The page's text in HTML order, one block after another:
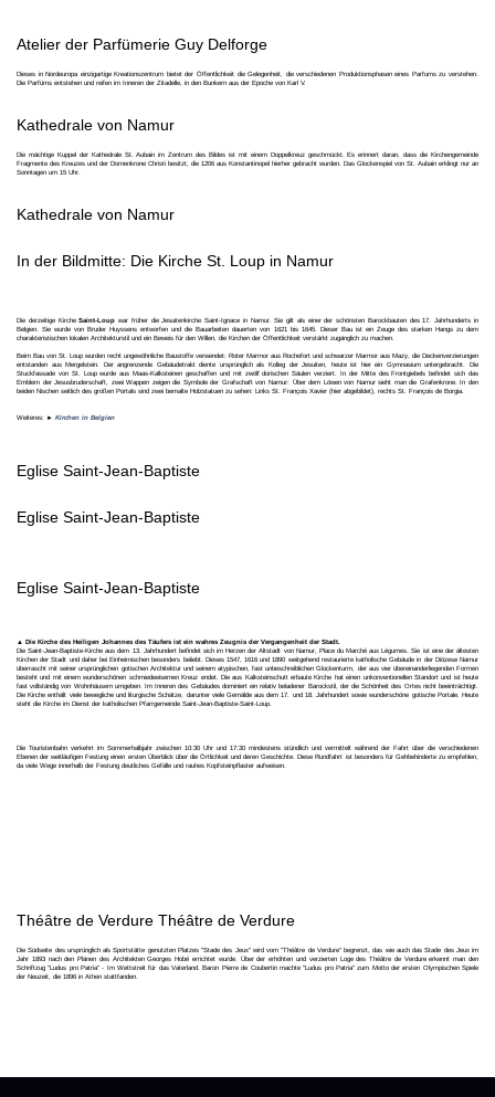
Atelier der Parfümerie Guy Delforge
Dieses in Nordeuropa einzigartige Kreationszentrum bietet der Öffentlichkeit die Gelegenheit, die verschiedenen Produktionsphasen eines Parfums zu verstehen.
Die Parfüms entstehen und reifen im Inneren der Zitadelle, in den Bunkern aus der Epoche von Karl V.
Kathedrale von Namur
Die mächtige Kuppel der Kathedrale St. Aubain im Zentrum des Bildes ist mit einem Doppelkreuz geschmückt. Es erinnert daran, dass die Kirchengemeinde
Fragmente des Kreuzes und der Dornenkrone Christi besitzt, die 1206 aus Konstantinopel hierher gebracht wurden. Das Glockenspiel von St. Aubain erklingt nur an
Sonntagen um 15 Uhr.
Kathedrale von Namur
In der Bildmitte: Die Kirche St. Loup in Namur
Die derzeitige KircheSaint-Loup war früher die Jesuitenkirche Saint-Ignace in Namur. Sie gilt als einer der schönsten Barockbauten des 17. Jahrhunderts in
Belgien. Sie wurde von Bruder Huyssens entworfen und die Bauarbeiten dauerten von 1621 bis 1645. Dieser Bau ist ein Zeuge des starken Hangs zu dem
charakteristischen lokalen Architekturstil und ein Beweis für den Willen, die Kirchen der Öffentlichkeit verstärkt zugänglich zu machen.
Beim Bau von St. Loup wurden recht ungewöhnliche Baustoffe verwendet: Roter Marmor aus Rochefort und schwarzer Marmor aus Mazy, die Deckenverzierungen
entstanden aus Mergelstein. Der angrenzende Gebäudetrakt diente ursprünglich als Kolleg der Jesuiten, heute ist hier ein Gymnasium untergebracht. Die
Stuckfassade von St. Loup wurde aus Maas-Kalksteinen geschaffen und mit zwölf dorischen Säulen verziert. In der Mitte des Frontgiebels befindet sich das
Emblem der Jesusbruderschaft, zwei Wappen zeigen die Symbole der Grafschaft von Namur: Über dem Löwen von Namur sieht man die Grafenkrone. In den
beiden Nischen seitlich des großen Portals sind zwei bemalte Holzstatuen zu sehen: Links St. François Xavier (hier abgebildet), rechts St. François de Borgia.
Weiteres: ► Kirchen in Belgien
Eglise Saint-Jean-Baptiste
Eglise Saint-Jean-Baptiste
Eglise Saint-Jean-Baptiste
▲ Die Kirche des Heiligen Johannes des Täufers ist ein wahres Zeugnis der Vergangenheit der Stadt.
Die Saint-Jean-Baptiste-Kirche aus dem 13. Jahrhundert befindet sich im Herzen der Altstadt von Namur, Place du Marché aux Légumes. Sie ist eine der ältesten
Kirchen der Stadt und daher bei Einheimischen besonders beliebt. Dieses 1547, 1616 und 1890 weitgehend restaurierte katholische Gebäude in der Diözese Namur
überrascht mit seiner ursprünglichen gotischen Architektur und seinem atypischen, fast unbeschreiblichen Glockenturm, der aus vier übereinanderliegenden Formen
besteht und mit einem wunderschönen schmiedeeisernen Kreuz endet. Die aus Kalksteinschutt erbaute Kirche hat einen unkonventionellen Standort und ist heute
fast vollständig von Wohnhäusern umgeben. Im Inneren des Gebäudes dominiert ein relativ beladener Barockstil, der die Schönheit des Ortes nicht beeinträchtigt.
Die Kirche enthält viele bewegliche und liturgische Schätze, darunter viele Gemälde aus dem 17. und 18. Jahrhundert sowie wunderschöne gotische Portale. Heute
steht die Kirche im Dienst der katholischen Pfarrgemeinde Saint-Jean-Baptiste-Saint-Loup.
Die Touristenbahn verkehrt im Sommerhalbjahr zwischen 10:30 Uhr und 17:30 mindestens stündlich und vermittelt während der Fahrt über die verschiedenen
Ebenen der weitläufigen Festung einen ersten Überblick über die Örtlichkeit und deren Geschichte. Diese Rundfahrt ist besonders für Gehbehinderte zu empfehlen,
da viele Wege innerhalb der Festung deutliches Gefälle und rauhes Kopfsteinpflaster aufweisen.
Théâtre de Verdure Théâtre de Verdure
Die Südseite des ursprünglich als Sportstätte genutzten Platzes "Stade des Jeux" wird vom "Théâtre de Verdure" begrenzt, das wie auch das Stade des Jeux im
Jahr 1893 nach den Plänen des Architekten Georges Hobé errichtet wurde. Über der erhöhten und verzierten Loge des Théâtre de Verdure erkennt man den
Schriftzug "Ludus pro Patria" - Im Wettstreit für das Vaterland. Baron Pierre de Coubertin machte "Ludus pro Patria" zum Motto der ersten Olympischen Spiele
der Neuzeit, die 1896 in Athen stattfanden.